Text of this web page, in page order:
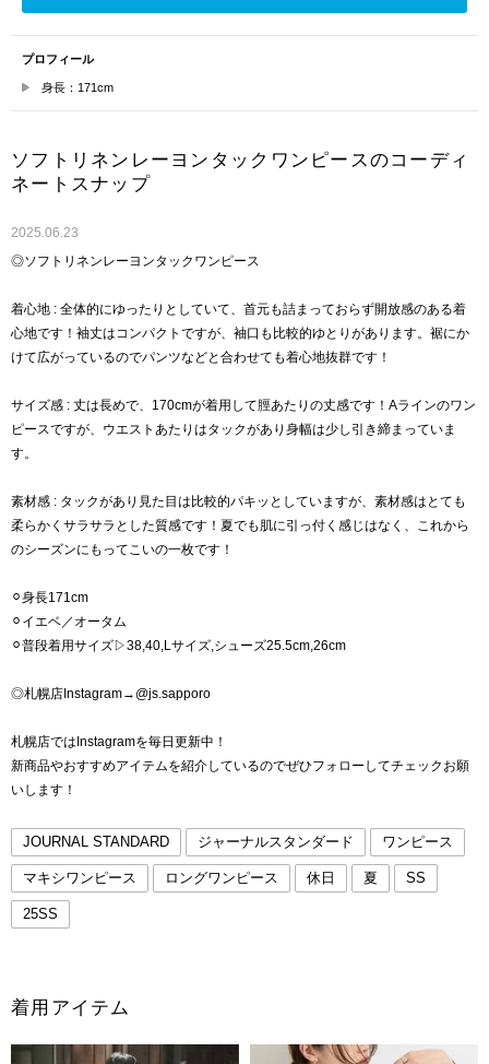
プロフィール
身長：171cm
ソフトリネンレーヨンタックワンピースのコーディ
ネートスナップ
2025.06.23
◎ソフトリネンレーヨンタックワンピース
着心地 : 全体的にゆったりとしていて、首元も詰まっておらず開放感のある着
心地です！袖丈はコンパクトですが、袖口も比較的ゆとりがあります。裾にか
けて広がっているのでパンツなどと合わせても着心地抜群です！
サイズ感 : 丈は長めで、170cmが着用して脛あたりの丈感です！Aラインのワン
ピースですが、ウエストあたりはタックがあり身幅は少し引き締まっていま
す。
素材感 : タックがあり見た目は比較的パキッとしていますが、素材感はとても
柔らかくサラサラとした質感です！夏でも肌に引っ付く感じはなく、これから
のシーズンにもってこいの一枚です！
⚪︎身長171cm
⚪︎イエベ／オータム
⚪︎普段着用サイズ▷38,40,Lサイズ,シューズ25.5cm,26cm
◎札幌店Instagram→@js.sapporo
札幌店ではInstagramを毎日更新中！
新商品やおすすめアイテムを紹介しているのでぜひフォローしてチェックお願
いします！
JOURNAL STANDARD ジャーナルスタンダード ワンピース
マキシワンピース ロングワンピース 休日 夏 SS
25SS
着用アイテム